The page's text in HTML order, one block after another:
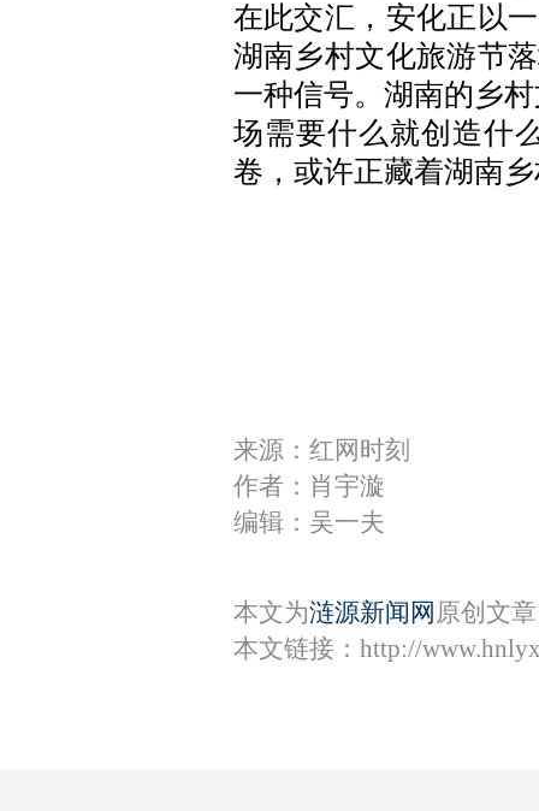
在此交汇，安化正以
湖南乡村文化旅游节
一种信号。湖南的乡
场需要什么就创造什
卷，或许正藏着湖南
来源：红网时刻
作者：肖宇漩
编辑：吴一夫
本文为涟源新闻网 原创文
本文链接： http://